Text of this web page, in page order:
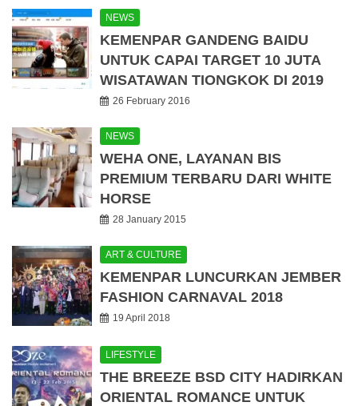
NEWS
KEMENPAR GANDENG BAIDU
UNTUK CAPAI TARGET 10 JUTA
WISATAWAN TIONGKOK DI 2019
26 February 2016
NEWS
WEHA ONE, LAYANAN BIS
PREMIUM TERBARU DARI WHITE
HORSE
28 January 2015
ART & CULTURE
KEMENPAR LUNCURKAN JEMBER
FASHION CARNAVAL 2018
19 April 2018
LIFESTYLE
THE BREEZE BSD CITY HADIRKAN
ORIENTAL ROMANCE UNTUK